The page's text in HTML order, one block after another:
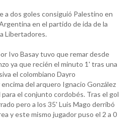
a dos goles consiguió Palestino en
en el partido de ida de la
Libertadores.
Ivo Basay tuvo que remar desde
ya que recién el minuto 1' tras una
el colombiano Dayro
del arquero Ignacio González
el conjunto cordobés. Tras el gol
pero a los 35' Luis Mago derribó
y este mismo jugador puso el 2 a 0